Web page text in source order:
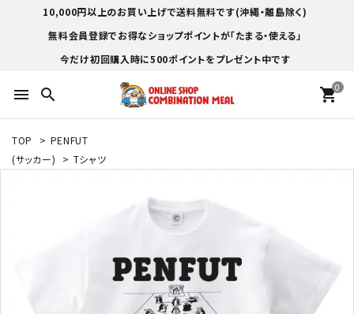
10,000円以上のお買い上げで送料無料です(沖縄・離島除く)
無料会員登録でお得なショップポイントが「たまる・使える」
今だけ初回購入時に500ポイントをプレゼント中です
menu search 0
shopping_cart
TOP > PENFUT
(サッカー)
> Tシャツ